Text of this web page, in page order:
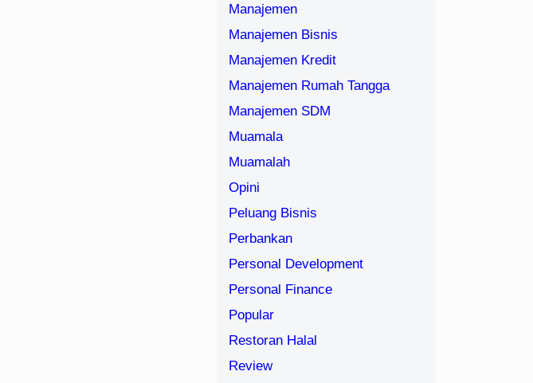
Manajemen
Manajemen Bisnis
Manajemen Kredit
Manajemen Rumah Tangga
Manajemen SDM
Muamala
Muamalah
Opini
Peluang Bisnis
Perbankan
Personal Development
Personal Finance
Popular
Restoran Halal
Review